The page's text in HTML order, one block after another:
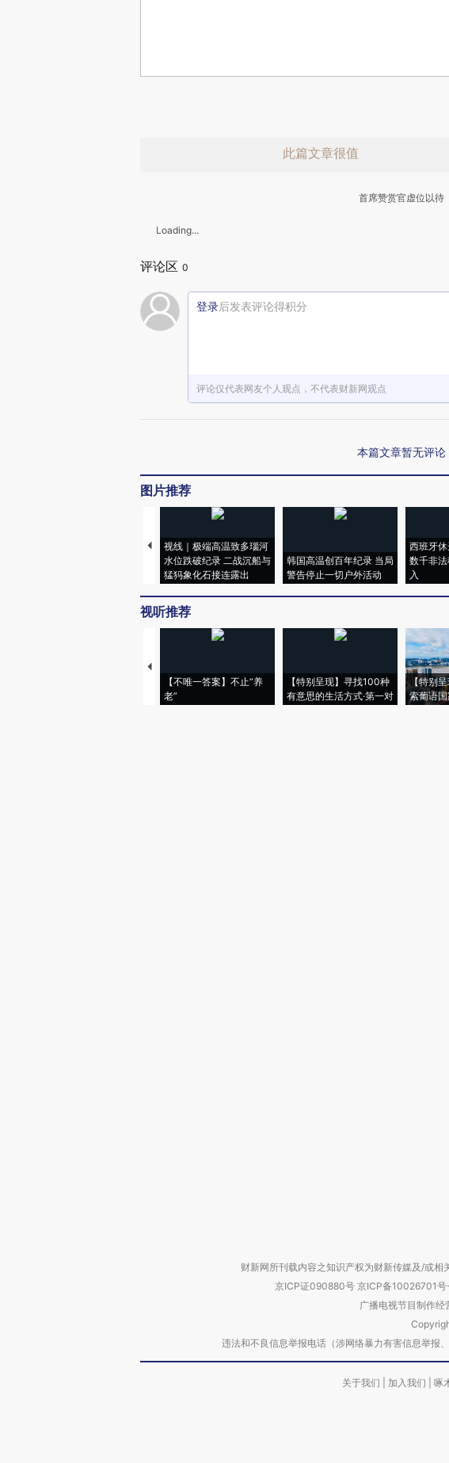
此篇文章很值
赞赏激励一下
首席赞赏官虚位以待
Loading...
评论区 0
登录后发表评论得积分
评论仅代表网友个人观点，不代表财新网观点
本篇文章暂无评论
图片推荐
视线｜极端高温致多瑙河
水位跌破纪录 二战沉船与
猛犸象化石接连露出
韩国高温创百年纪录 当局
警告停止一切户外活动
西班牙
数千非
入
视听推荐
【不唯一答案】不止“养
老”
【特别呈现】寻找100种
有意思的生活方式·第一对
【特别
索葡语
财新网所刊载内容之知识产权为财新传媒及/或相
京ICP证090880号 京ICP备10026701
广播电视节目制作
违法和不良信息举报电话（涉网络暴力有害信息举
关于我们 加入我们 啄